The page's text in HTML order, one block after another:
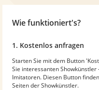
Wie funktioniert's?
1. Kostenlos anfragen
Starten Sie mit dem Button
Sie interessanten
Imitatoren. Diesen Button
Seiten der Showkünstler.